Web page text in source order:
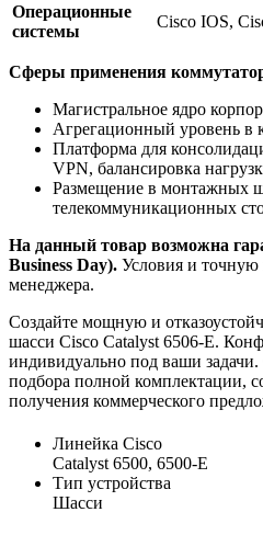
Операционные
системы
Cisco IOS,
Сферы применения
Магистральное ядро
Агрегационный уровень в
Платформа для
VPN, балансировка
Размещение в монтажных
телекоммуникационных
На данный товар возможна
Business Day). Условия и точную
менеджера.
Создайте мощную и
шасси Cisco Catalyst 6506-E.
индивидуально под ваши
подбора полной комплектации,
получения коммерческого
Линейка Cisco
Catalyst 6500, 6500-E
Тип устройства
Шасси